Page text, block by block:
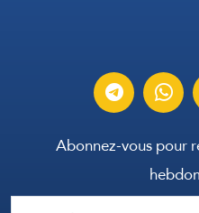
Abonnez-vous pour